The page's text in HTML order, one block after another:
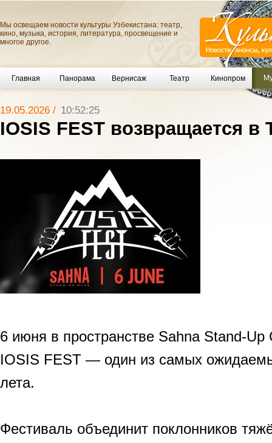
Мы освещаем новости культуры Узбекистана: театр,
кино, музыка, история, литература, просвещение и
многое другое.
Главная Панорама Вернисаж Театр Кинопром
19.05.2026 / 10:52:25
IOSIS FEST возвращается в
6 июня в пространстве Sahna Stand-Up
IOSIS FEST — один из самых
лета.
Фестиваль объединит поклонников